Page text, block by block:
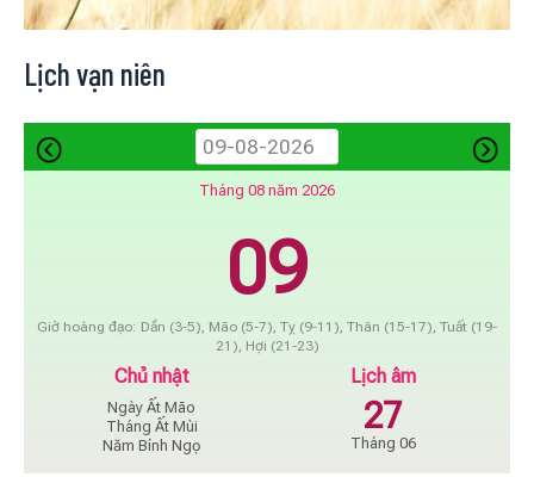
Lịch vạn niên
Tháng 08 năm 2026
09
Giờ hoàng đạo: Dần (3-5), Mão (5-7), Tỵ (9-11), Thân (15-17), Tuất (19-
21), Hợi (21-23)
Chủ nhật
Ngày Ất Mão
Tháng Ất Mùi
Năm Bính Ngọ
Lịch âm
27
Tháng 06